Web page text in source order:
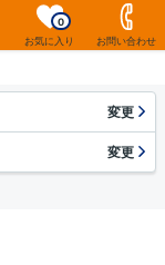
お気に入り
0
お問い合わせ
変更
変更